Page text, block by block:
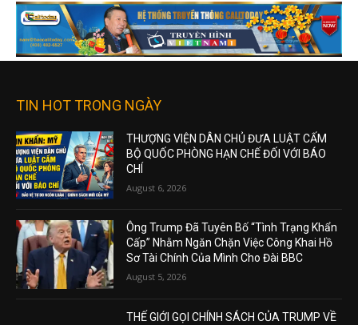
TIN HOT TRONG NGÀY
THƯỢNG VIỆN DÂN CHỦ ĐƯA LUẬT CẤM
BỘ QUỐC PHÒNG HẠN CHẾ ĐỐI VỚI BÁO
CHÍ
August 6, 2026
Ông Trump Đã Tuyên Bố “Tình Trạng Khẩn
Cấp” Nhằm Ngăn Chặn Việc Công Khai Hồ
Sơ Tài Chính Của Mình Cho Đài BBC
August 5, 2026
THẾ GIỚI GỌI CHÍNH SÁCH CỦA TRUMP VỀ